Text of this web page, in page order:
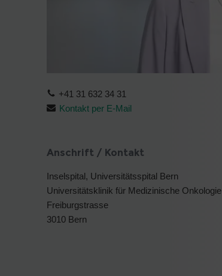
+41 31 632 34 31
Kontakt per E-Mail
Anschrift / Kontakt
Inselspital, Universitätsspital Bern
Universitätsklinik für Medizinische Onkologie
Freiburgstrasse
3010 Bern